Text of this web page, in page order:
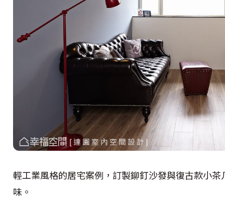
輕工業風格的居宅案例，訂製鉚釘沙發與復古款小
味。